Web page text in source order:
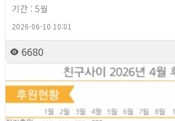
기간 : 5월
2026-06-10 10:01
6680